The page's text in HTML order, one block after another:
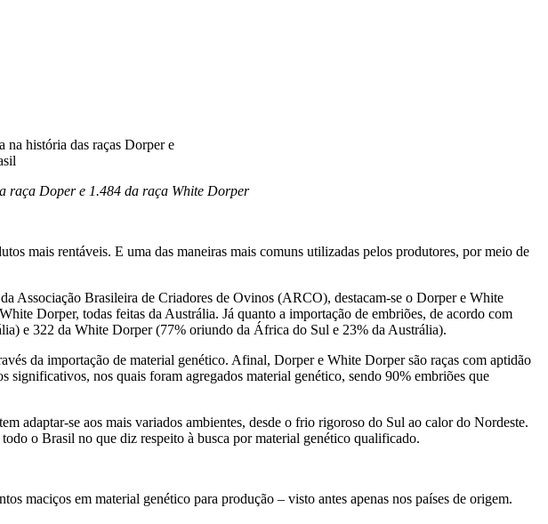
raça Doper e 1.484 da raça White Dorper
mais rentáveis. E uma das maneiras mais comuns utilizadas pelos produtores, por meio de
Associação Brasileira de Criadores de Ovinos (ARCO), destacam-se o Dorper e White
Dorper, todas feitas da Austrália. Já quanto a importação de embriões, de acordo com
e 322 da White Dorper (77% oriundo da África do Sul e 23% da Austrália).
da importação de material genético. Afinal, Dorper e White Dorper são raças com aptidão
significativos, nos quais foram agregados material genético, sendo 90% embriões que
adaptar-se aos mais variados ambientes, desde o frio rigoroso do Sul ao calor do Nordeste.
o Brasil no que diz respeito à busca por material genético qualificado.
maciços em material genético para produção – visto antes apenas nos países de origem.